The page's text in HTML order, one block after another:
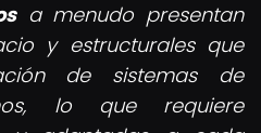
a menudo presentan
y estructurales que
de sistemas de
lo que requiere